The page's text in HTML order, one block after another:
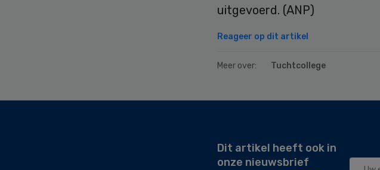
uitgevoerd. (ANP)
Reageer op dit artikel
Meer over: Tuchtcollege
Dit artikel heeft ook in
onze nieuwsbrief